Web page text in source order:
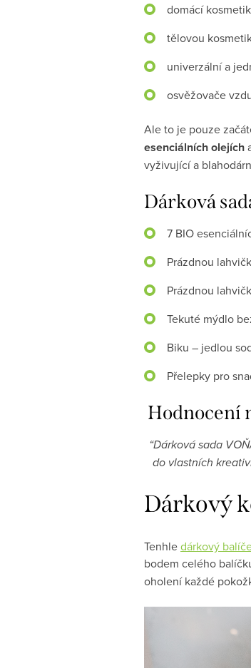
domácí
tělovou
univerzální a
osvěžovače
Ale to je pouze
esenciálních olejích
vyživující a
Dárková
7 BIO
Prázdnou
Prázdnou
Tekuté mýdlo
Biku – jedlou
Přelepky pro
Hodnocení
“Dárková sada
do vlastních
Dárkový
Tenhledárkový
bodem celého
oholení každé